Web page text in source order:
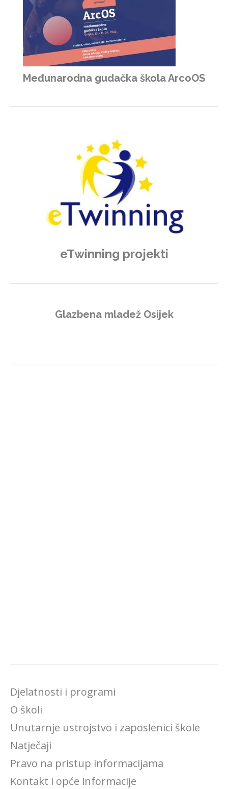
Međunarodna gudačka škola ArcoOS
eTwinning projekti
Glazbena mladež Osijek
Djelatnosti i programi
O školi
Unutarnje ustrojstvo i zaposlenici škole
Natječaji
Pravo na pristup informacijama
Kontakt i opće informacije